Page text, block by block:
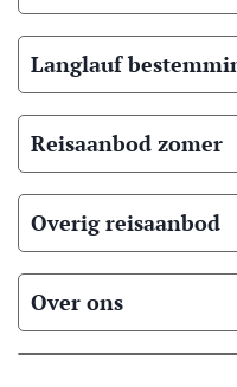
Langlauf
Reisaanbod zomer
Overig reisaanbod
Over ons